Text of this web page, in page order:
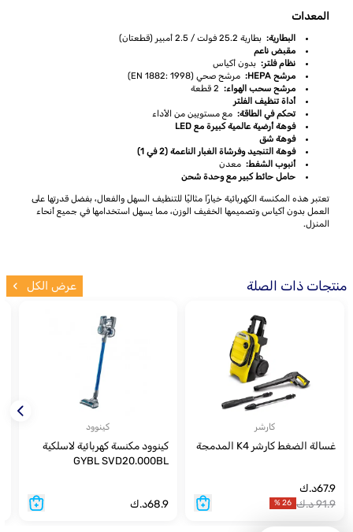
المعدات
البطارية: بطارية 25.2 فولت / 2.5 أمبير (قطعتان)
مقبض ناعم
نظام فلتر: بدون أكياس
مرشح HEPA:
مرشح صحي (EN 1882: 1998)
مرشح سحب الهواء:
أداة تنظيف الفلتر
تحكم في الطاقة: مع مستويين من الأداء
فوهة أرضية عالمية كبيرة مع LED
فوهة شق
فوهة التنجيد وفرشاة الغبار الناعمة (2 في 1)
أنبوب الشفط: معدن
حامل حائط كبير مع وحدة شحن
تعتبر هذه المكنسة الكهربائية خيارًا مثاليًا للتنظيف السهل والفعال، بفضل قدرتها على
العمل بدون أكياس وتصميمها الخفيف الوزن، مما يسهل استخدامها في جميع أنحاء
المنزل.
منتجات ذات الصلة عرض الكل
كارشر
غسالة الضغط كارشر K4 المدمجة
67.9د.ك
91.9د.ك 26
%
كينوود
كينوود مكنسة كهربائية لاسلكية
GYBL SVD20.000BL
68.9د.ك